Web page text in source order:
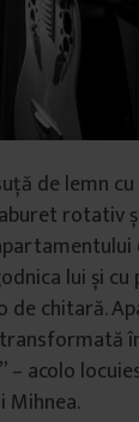
de lemn
rotativ
lui și cu
de chitară.
acolo
Mihnea.